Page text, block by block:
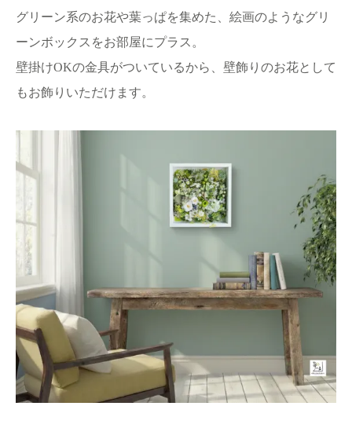
グリーン系のお花や葉っぱを集めた、絵画のようなグリ
ーンボックスをお部屋にプラス。
壁掛けOKの金具がついているから、壁飾りのお花として
もお飾りいただけます。